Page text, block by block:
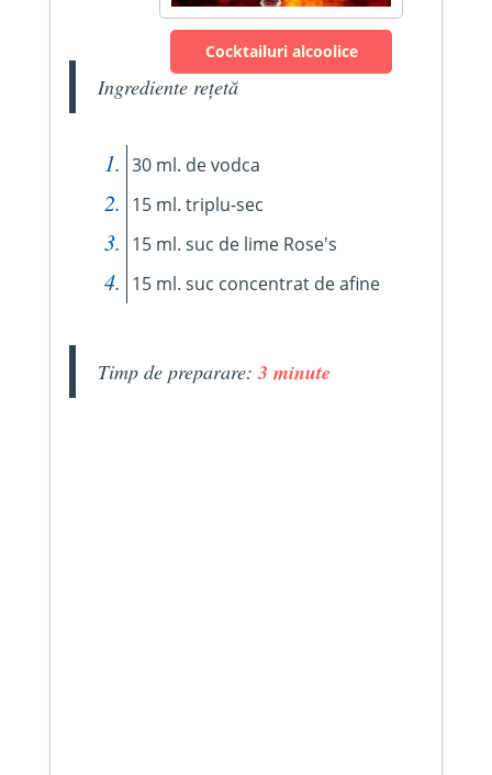
Cocktailuri alcoolice
Ingrediente rețetă
30 ml. de vodca
15 ml. triplu-sec
15 ml. suc de lime Rose's
15 ml. suc concentrat de afine
Timp de preparare:3 minute